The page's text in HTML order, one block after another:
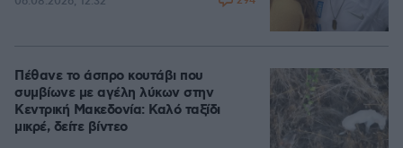
Πέθανε το άσπρο κουτάβι που
συμβίωνε με αγέλη λύκων στην
Κεντρική Μακεδονία: Καλό ταξίδι
μικρέ, δείτε βίντεο